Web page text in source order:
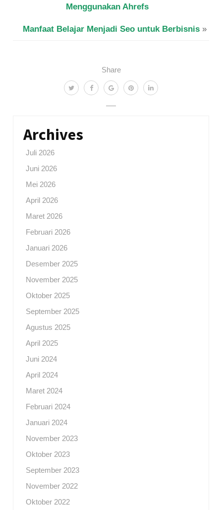
Share
Menggunakan Ahrefs
Manfaat Belajar Menjadi Seo untuk Berbisnis »
Archives
Juli 2026
Juni 2026
Mei 2026
April 2026
Maret 2026
Februari 2026
Januari 2026
Desember 2025
November 2025
Oktober 2025
September 2025
Agustus 2025
April 2025
Juni 2024
April 2024
Maret 2024
Februari 2024
Januari 2024
November 2023
Oktober 2023
September 2023
November 2022
Oktober 2022